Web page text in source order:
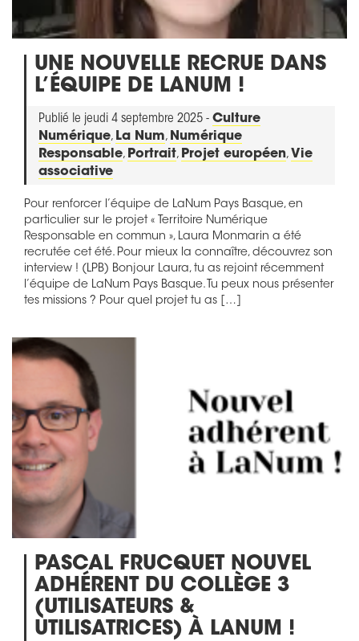
UNE NOUVELLE RECRUE DANS
L’ÉQUIPE DE LANUM !
Publié le jeudi 4 septembre 2025 - Culture
Numérique, La Num, Numérique
Responsable, Portrait, Projet européen, Vie
associative
Pour renforcer l’équipe de LaNum Pays Basque, en
particulier sur le projet « Territoire Numérique
Responsable en commun », Laura Monmarin a été
recrutée cet été. Pour mieux la connaître, découvrez son
interview ! (LPB) Bonjour Laura, tu as rejoint récemment
l’équipe de LaNum Pays Basque. Tu peux nous présenter
tes missions ? Pour quel projet tu as […]
PASCAL FRUCQUET NOUVEL
ADHÉRENT DU COLLÈGE 3
(UTILISATEURS &
UTILISATRICES) À LANUM !